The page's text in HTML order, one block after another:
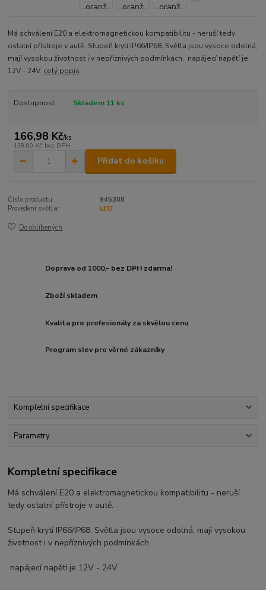
Má schválení E20 a elektromagnetickou kompatibilitu - neruší tedy
ostatní přístroje v autě. Stupeň krytí IP66/IP68. Světla jsou vysoce odolná,
mají vysokou životnost i v nepříznivých podmínkách. napájecí napětí je
12V - 24V. celý popis
Dostupnost Skladem 11 ks
166,98 Kč/ks
138,00 Kč bez DPH
Přidat do košíku
Číslo produktu:
945308
Provedení světla:
LED
Do oblíbených
Doprava od 1000,- bez DPH zdarma!
Zboží skladem
Kvalita pro profesionály za skvělou cenu
Program slev pro věrné zákazníky
Kompletní specifikace
Parametry
Kompletní specifikace
Má schválení E20 a elektromagnetickou kompatibilitu - neruší
tedy ostatní přístroje v autě.
Stupeň krytí IP66/IP68. Světla jsou vysoce odolná, mají vysokou
životnost i v nepříznivých podmínkách.
napájecí napětí je 12V - 24V.